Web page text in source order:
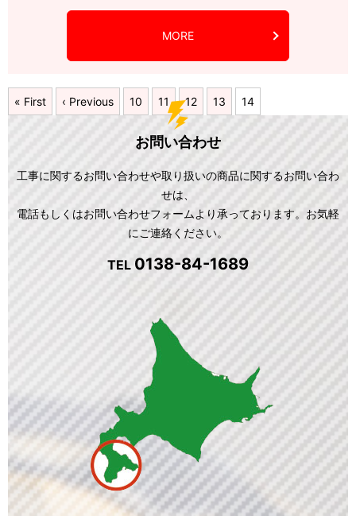
MORE
« First ‹ Previous 10 11 12 13 14
お問い合わせ
工事に関するお問い合わせや取り扱いの商品に関するお問い合わ
せは、
電話もしくはお問い合わせフォームより承っております。お気軽
にご連絡ください。
TEL 0138-84-1689